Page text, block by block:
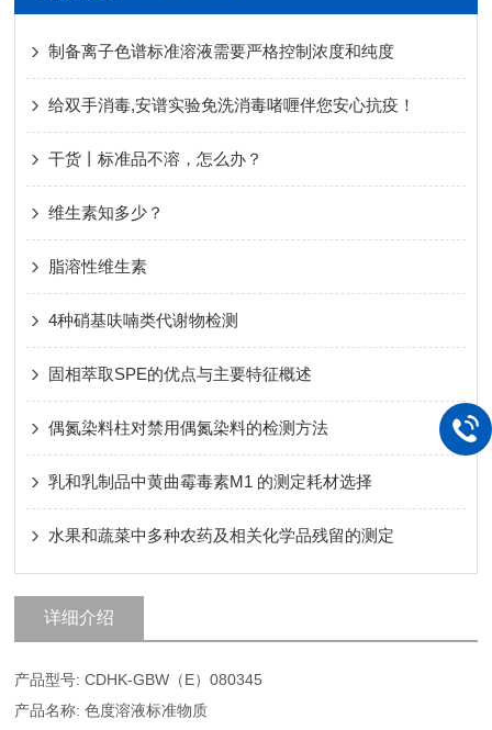
制备离子色谱标准溶液需要严格控制浓度和纯度
给双手消毒,安谱实验免洗消毒啫喱伴您安心抗疫！
干货丨标准品不溶，怎么办？
维生素知多少？
脂溶性维生素
4种硝基呋喃类代谢物检测
固相萃取SPE的优点与主要特征概述
偶氮染料柱对禁用偶氮染料的检测方法
乳和乳制品中黄曲霉毒素M1 的测定耗材选择
水果和蔬菜中多种农药及相关化学品残留的测定
详细介绍
产品型号: CDHK-GBW（E）080345
产品名称: 色度溶液标准物质